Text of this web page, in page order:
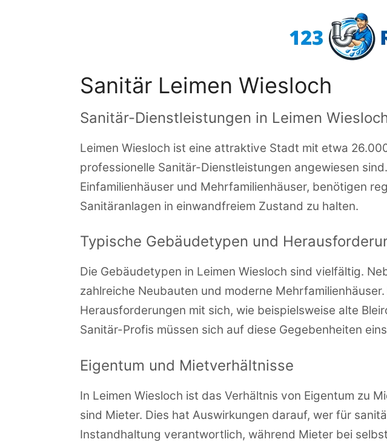
Sanitär Leimen Wiesloch
Sanitär-Dienstleistungen in Leimen
Leimen Wiesloch ist eine attraktive Stadt mit etwa
professionelle Sanitär-Dienstleistungen angewiesen
Einfamilienhäuser und Mehrfamilienhäuser, benötigen
Sanitäranlagen in einwandfreiem Zustand zu halten.
Typische Gebäudetypen und
Die Gebäudetypen in Leimen Wiesloch sind vielfältig.
zahlreiche Neubauten und moderne
Herausforderungen mit sich, wie beispielsweise alte
Sanitär-Profis müssen sich auf diese Gegebenheiten
Eigentum und Mietverhältnisse
In Leimen Wiesloch ist das Verhältnis von Eigentum zu
sind Mieter. Dies hat Auswirkungen darauf, wer für
Instandhaltung verantwortlich, während Mieter bei